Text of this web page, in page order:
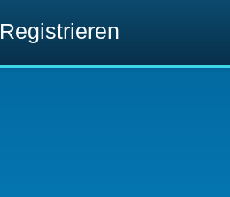
Registrieren